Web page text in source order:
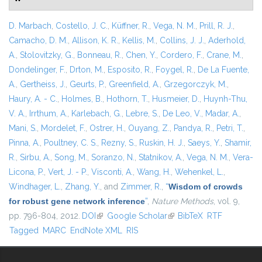
D. Marbach, Costello, J. C., Küffner, R., Vega, N. M., Prill, R. J.,
Camacho, D. M., Allison, K. R., Kellis, M., Collins, J. J., Aderhold,
A., Stolovitzky, G., Bonneau, R., Chen, Y., Cordero, F., Crane, M.,
Dondelinger, F., Drton, M., Esposito, R., Foygel, R., De La Fuente,
A., Gertheiss, J., Geurts, P., Greenfield, A., Grzegorczyk, M.,
Haury, A. - C., Holmes, B., Hothorn, T., Husmeier, D., Huynh-Thu,
V. A., Irrthum, A., Karlebach, G., Lebre, S., De Leo, V., Madar, A.,
Mani, S., Mordelet, F., Ostrer, H., Ouyang, Z., Pandya, R., Petri, T.,
Pinna, A., Poultney, C. S., Rezny, S., Ruskin, H. J., Saeys, Y., Shamir,
R., Sirbu, A., Song, M., Soranzo, N., Statnikov, A., Vega, N. M., Vera-
Licona, P., Vert, J. - P., Visconti, A., Wang, H., Wehenkel, L.,
Windhager, L., Zhang, Y., and Zimmer, R., “Wisdom of crowds
for robust gene network inference”, Nature Methods, vol. 9,
pp. 796-804, 2012. DOI (link is external)
Google Scholar(link is external)
BibTeX RTF
Tagged MARC EndNote XML RIS